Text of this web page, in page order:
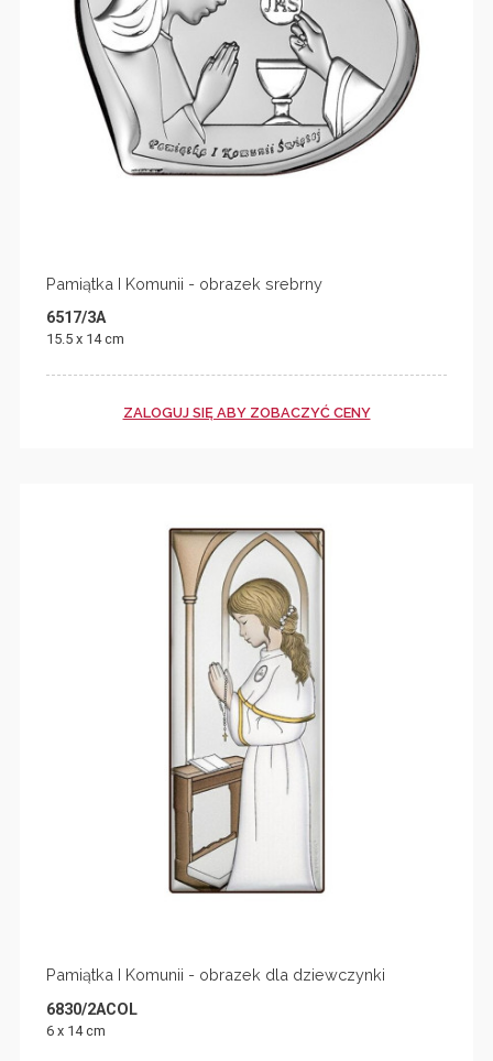
Pamiątka I Komunii - obrazek srebrny
6517/3A
15.5 x 14 cm
ZALOGUJ SIĘ ABY ZOBACZYĆ CENY
Pamiątka I Komunii - obrazek dla dziewczynki
6830/2ACOL
6 x 14 cm